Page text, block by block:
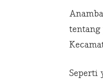
tentang
Seperti